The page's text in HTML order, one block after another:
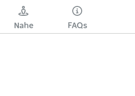
Nahe FAQs